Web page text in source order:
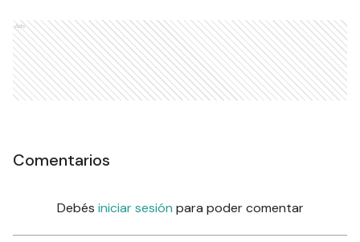
Ads
Comentarios
Debés iniciar sesión para poder comentar